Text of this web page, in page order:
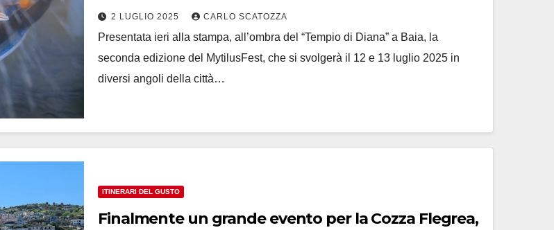
2 LUGLIO 2025 CARLO SCATOZZA
Presentata ieri alla stampa, all’ombra del “Tempio di Diana” a Baia, la
seconda edizione del MytilusFest, che si svolgerà il 12 e 13 luglio 2025 in
diversi angoli della città…
ITINERARI DEL GUSTO
Finalmente un grande evento per la Cozza Flegrea,